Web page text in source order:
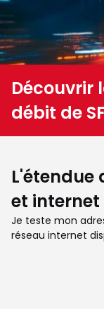
Découvrir
débit de
L'étendue
et internet
Je teste mon
réseau internet